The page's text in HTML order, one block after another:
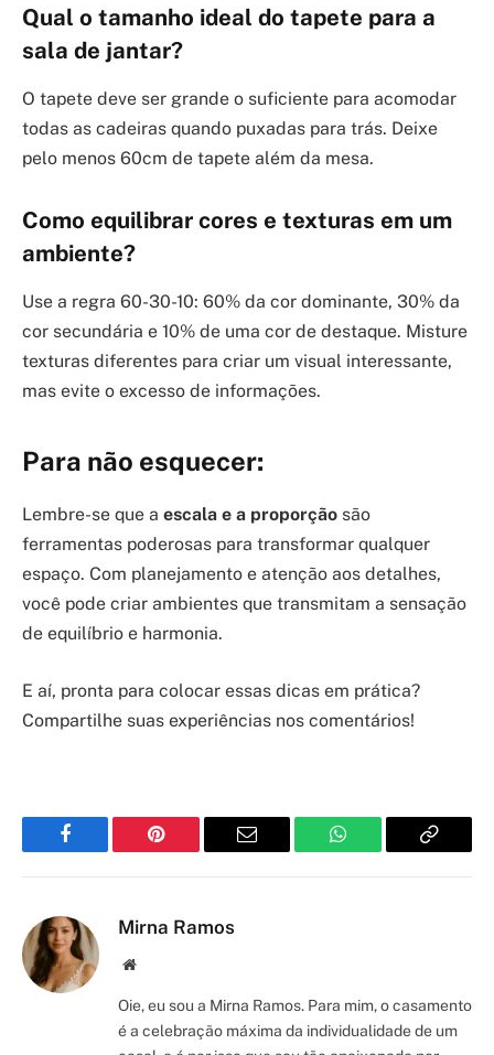
Qual o tamanho ideal do tapete para a
sala de jantar?
O tapete deve ser grande o suficiente para acomodar
todas as cadeiras quando puxadas para trás. Deixe
pelo menos 60cm de tapete além da mesa.
Como equilibrar cores e texturas em um
ambiente?
Use a regra 60-30-10: 60% da cor dominante, 30% da
cor secundária e 10% de uma cor de destaque. Misture
texturas diferentes para criar um visual interessante,
mas evite o excesso de informações.
Para não esquecer:
Lembre-se que a escala e a proporção são
ferramentas poderosas para transformar qualquer
espaço. Com planejamento e atenção aos detalhes,
você pode criar ambientes que transmitam a sensação
de equilíbrio e harmonia.
E aí, pronta para colocar essas dicas em prática?
Compartilhe suas experiências nos comentários!
Facebook Pinterest Email WhatsApp Copy
Mirna Ramos
Site/Blog
Oie, eu sou a Mirna Ramos. Para mim, o casamento
é a celebração máxima da individualidade de um